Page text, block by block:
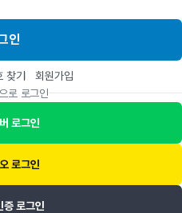
인
찾기
회원가입
로 로그인
로그인
로그인
증 로그인